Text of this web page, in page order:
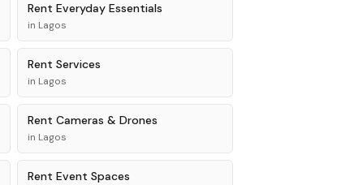
Rent Everyday Essentials
in Lagos
Rent Services
in Lagos
Rent Cameras & Drones
in Lagos
Rent Event Spaces